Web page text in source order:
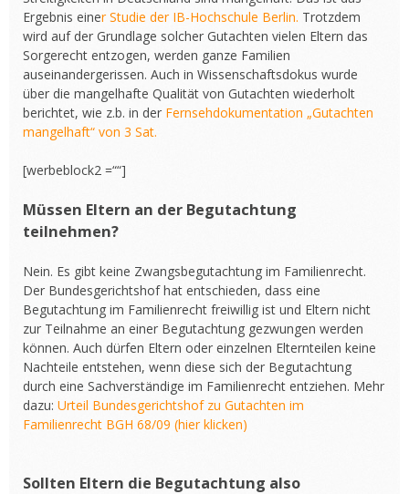
Ergebnis einer Studie der IB-Hochschule Berlin. Trotzdem
wird auf der Grundlage solcher Gutachten vielen Eltern das
Sorgerecht entzogen, werden ganze Familien
auseinandergerissen. Auch in Wissenschaftsdokus wurde
über die mangelhafte Qualität von Gutachten wiederholt
berichtet, wie z.b. in der Fernsehdokumentation „Gutachten
mangelhaft“ von 3 Sat.
[werbeblock2 =““]
Müssen Eltern an der Begutachtung
teilnehmen?
Nein. Es gibt keine Zwangsbegutachtung im Familienrecht.
Der Bundesgerichtshof hat entschieden, dass eine
Begutachtung im Familienrecht freiwillig ist und Eltern nicht
zur Teilnahme an einer Begutachtung gezwungen werden
können. Auch dürfen Eltern oder einzelnen Elternteilen keine
Nachteile entstehen, wenn diese sich der Begutachtung
durch eine Sachverständige im Familienrecht entziehen. Mehr
dazu: Urteil Bundesgerichtshof zu Gutachten im
Familienrecht BGH 68/09 (hier klicken)
Sollten Eltern die Begutachtung also